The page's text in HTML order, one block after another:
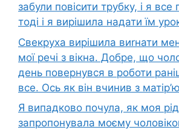
забули повісити трубку, і я
тоді і я вирішила надати їм
Свекруха вирішила виrнати
мої речі з вікна. Добре, що
день повернувся в роботи
все. Ось як він вчинив з
Я випадково почула, як моя
запропонувала моєму